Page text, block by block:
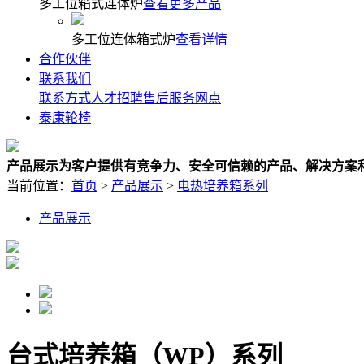
多工位箱式连体炉查看更多产品
多工位连体箱式炉查看详情
合作伙伴
联系我们
联系方式人才招聘售后服务网点
泰康轮椅
产品展示为客户提供有竞争力、安全可信赖的产品、解决方案
当前位置： 首页 > 产品展示 > 电热培养箱系列
产品展示
台式培养箱（WP）系列